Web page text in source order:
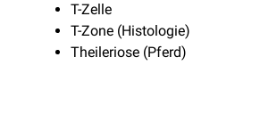
T-Zelle
T-Zone (Histologie)
Theileriose (Pferd)